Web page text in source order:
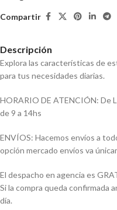
Compartir
Descripción
Explora las características de
para tus necesidades diarias.
HORARIO DE ATENCIÓN: De
de 9 a 14hs
ENVÍOS: Hacemos envíos a
opción mercado envíos va
El despacho en agencia es
Si la compra queda confirmada
día.